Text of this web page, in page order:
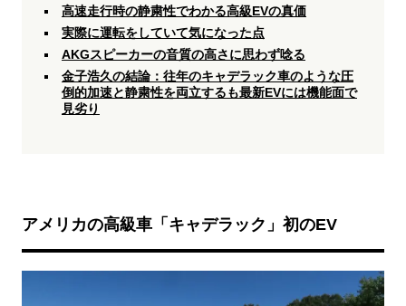
高速走行時の静粛性でわかる高級EVの真価
実際に運転をしていて気になった点
AKGスピーカーの音質の高さに思わず唸る
金子浩久の結論：往年のキャデラック車のような圧
倒的加速と静粛性を両立するも最新EVには機能面で
見劣り
アメリカの高級車「キャデラック」初のEV